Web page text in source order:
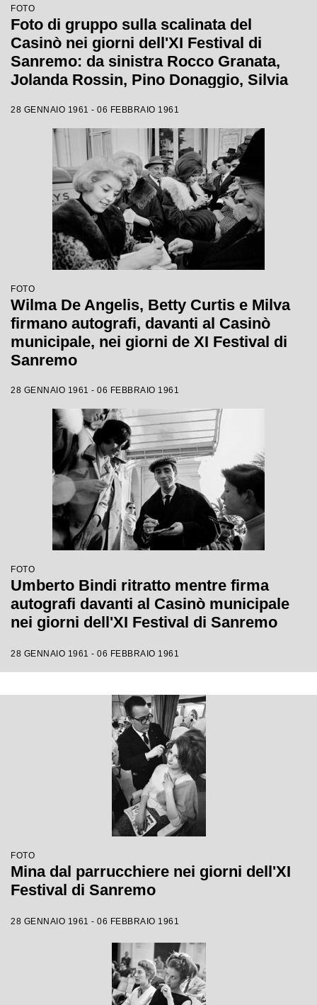
FOTO
Foto di gruppo sulla scalinata del
Casinò nei giorni dell'XI Festival di
Sanremo: da sinistra Rocco Granata,
Jolanda Rossin, Pino Donaggio, Silvia
Renis e Betty Curtis
28 GENNAIO 1961 - 06 FEBBRAIO 1961
FOTO
Wilma De Angelis, Betty Curtis e Milva
firmano autografi, davanti al Casinò
municipale, nei giorni de XI Festival di
Sanremo
28 GENNAIO 1961 - 06 FEBBRAIO 1961
FOTO
Umberto Bindi ritratto mentre firma
autografi davanti al Casinò municipale
nei giorni dell'XI Festival di Sanremo
28 GENNAIO 1961 - 06 FEBBRAIO 1961
FOTO
Mina dal parrucchiere nei giorni dell'XI
Festival di Sanremo
28 GENNAIO 1961 - 06 FEBBRAIO 1961